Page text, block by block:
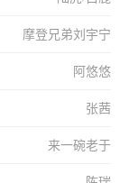
摩登兄弟刘宇宁
阿悠悠
张茜
来一碗老于